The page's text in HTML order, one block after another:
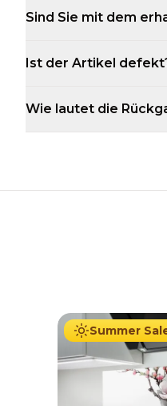
Sind Sie mit dem
Ist der Artikel
Wie lautet die
Summer